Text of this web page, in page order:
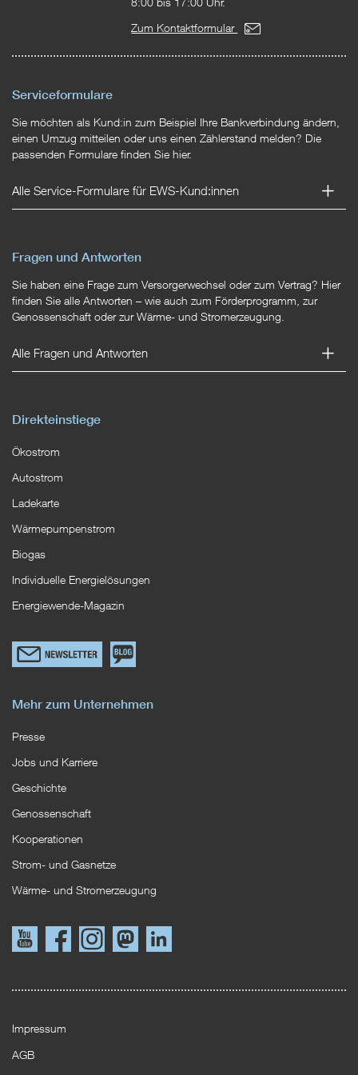
Zum Kontaktformular
Serviceformulare
Sie möchten als Kund:in zum Beispiel Ihre Bankverbindung ändern,
einen Umzug mitteilen oder uns einen Zählerstand melden? Die
passenden Formulare finden Sie hier.
Alle Service-Formulare für EWS-Kund:innen
Fragen und Antworten
Sie haben eine Frage zum Versorgerwechsel oder zum Vertrag? Hier
finden Sie alle Antworten – wie auch zum Förderprogramm, zur
Genossenschaft oder zur Wärme- und Stromerzeugung.
Alle Fragen und Antworten
Direkteinstiege
Ökostrom
Autostrom
Ladekarte
Wärmepumpenstrom
Biogas
Individuelle Energielösungen
Energiewende-Magazin
Link
zum
Newsletterformular
Zum
Blog
Mehr zum Unternehmen
Presse
Jobs und Karriere
Geschichte
Genossenschaft
Kooperationen
Strom- und Gasnetze
Wärme- und Stromerzeugung
Link
YouTube
Link
Facebook
InstagramMastodonLinkedIn
Impressum
AGB